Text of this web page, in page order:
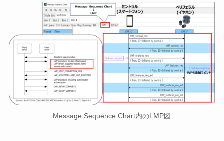
Message Sequence Chart内のLMP図